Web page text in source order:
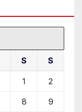
S S
1 2
8 9